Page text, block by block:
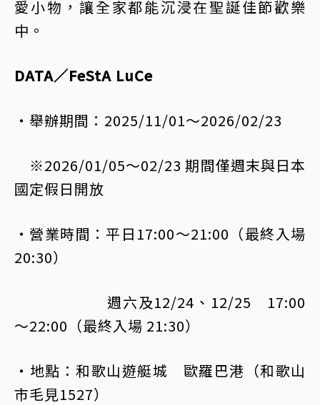
愛小物，讓全家都能沉浸在聖誕佳節歡樂
中。
DATA／FeStA LuCe
・舉辦期間：2025/11/01～2026/02/23
※2026/01/05～02/23 期間僅週末與日本
國定假日開放
・營業時間：平日17:00～21:00（最終入場
20:30）
週六及12/24、12/25 17:00
～22:00（最終入場 21:30）
・地點：和歌山遊艇城 歐羅巴港（和歌山
市毛見1527）